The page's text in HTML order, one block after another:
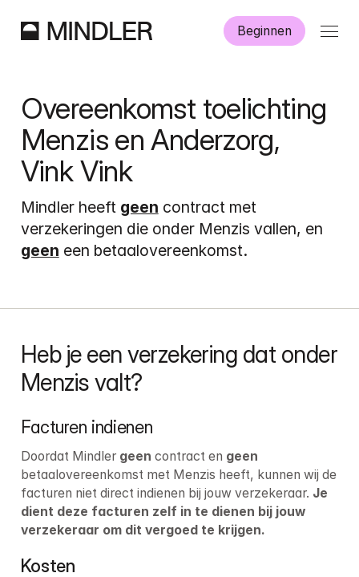
Beginnen
Informatie
Aanmelden
Overeenkomst toelichting
Menzis en Anderzorg,
Vink Vink
Mindler heeft geen contract met
geen een betaalovereenkomst.
Heb je een verzekering dat onder
Menzis valt?
Facturen indienen
Doordat Mindler geen contract en geen
betaalovereenkomst met Menzis heeft, kunnen wij de
facturen niet direct indienen bij jouw verzekeraar. Je
dient deze facturen zelf in te dienen bij jouw
verzekeraar om dit vergoed te krijgen.
Kosten